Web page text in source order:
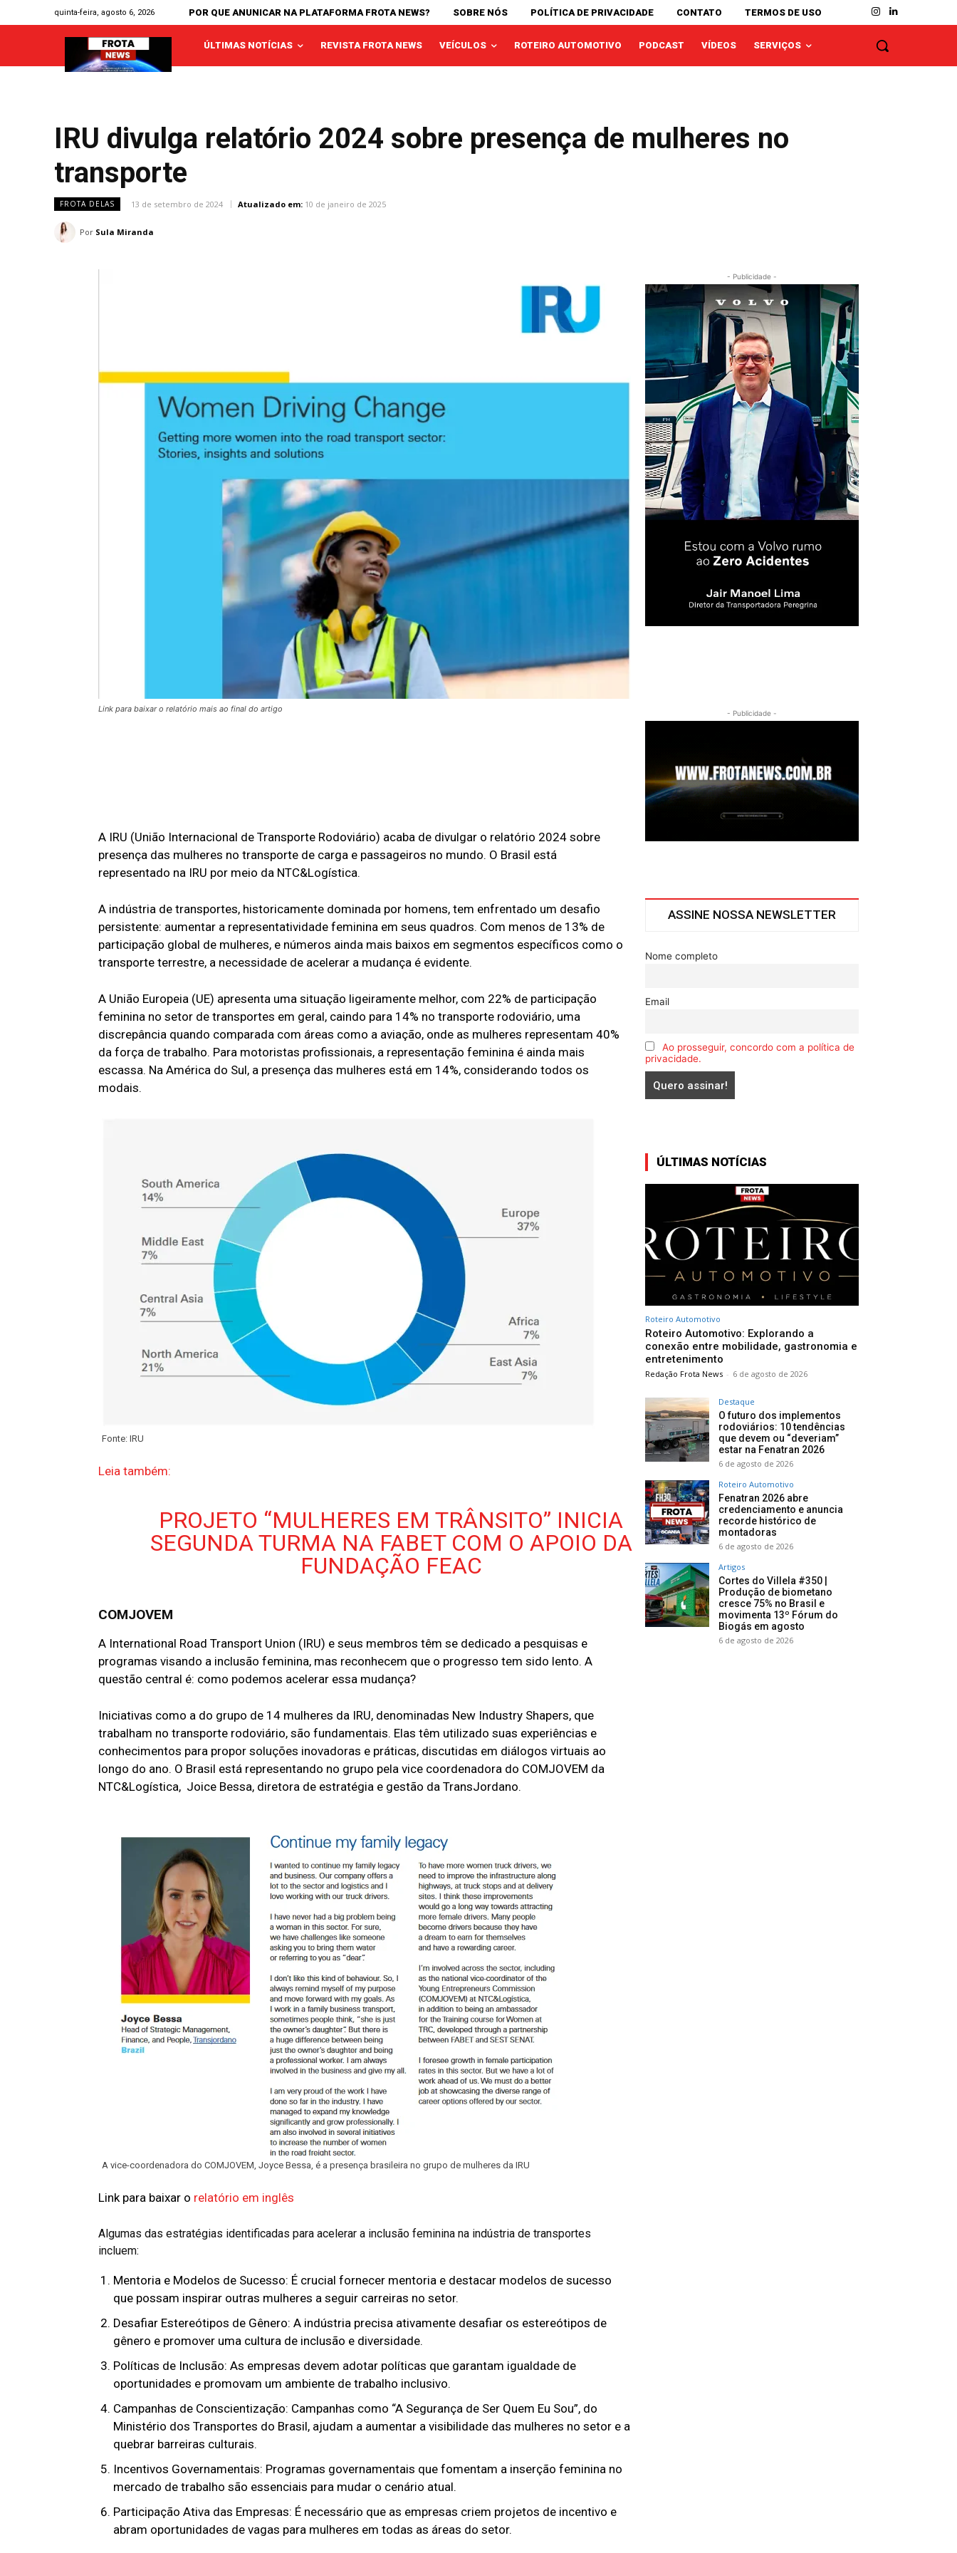
quinta-feira, agosto 6, 2026 POR QUE ANUNICAR NA PLATAFORMA FROTA NEWS? SOBRE NÓS POLÍTICA DE PRIVACIDADE CONTATO TERMOS DE USO
ÚLTIMAS NOTÍCIAS REVISTA FROTA NEWS VEÍCULOS ROTEIRO AUTOMOTIVO PODCAST VÍDEOS SERVIÇOS
IRU divulga relatório 2024 sobre presença de mulheres no
transporte
FROTA DELAS 13 de setembro de 2024 Atualizado em: 10 de janeiro de 2025
Por Sula Miranda
Link para baixar o relatório mais ao final do artigo
A IRU (União Internacional de Transporte Rodoviário) acaba de divulgar o relatório 2024 sobre
presença das mulheres no transporte de carga e passageiros no mundo. O Brasil está
representado na IRU por meio da NTC&Logística.
A indústria de transportes, historicamente dominada por homens, tem enfrentado um desafio
persistente: aumentar a representatividade feminina em seus quadros. Com menos de 13% de
participação global de mulheres, e números ainda mais baixos em segmentos específicos como o
transporte terrestre, a necessidade de acelerar a mudança é evidente.
A União Europeia (UE) apresenta uma situação ligeiramente melhor, com 22% de participação
feminina no setor de transportes em geral, caindo para 14% no transporte rodoviário, uma
discrepância quando comparada com áreas como a aviação, onde as mulheres representam 40%
da força de trabalho. Para motoristas profissionais, a representação feminina é ainda mais
escassa. Na América do Sul, a presença das mulheres está em 14%, considerando todos os
modais.
Fonte: IRU
Leia também:
PROJETO “MULHERES EM TRÂNSITO” INICIA
SEGUNDA TURMA NA FABET COM O APOIO DA
FUNDAÇÃO FEAC
COMJOVEM
A International Road Transport Union (IRU) e seus membros têm se dedicado a pesquisas e
programas visando a inclusão feminina, mas reconhecem que o progresso tem sido lento. A
questão central é: como podemos acelerar essa mudança?
Iniciativas como a do grupo de 14 mulheres da IRU, denominadas New Industry Shapers, que
trabalham no transporte rodoviário, são fundamentais. Elas têm utilizado suas experiências e
conhecimentos para propor soluções inovadoras e práticas, discutidas em diálogos virtuais ao
longo do ano. O Brasil está representando no grupo pela vice coordenadora do COMJOVEM da
NTC&Logística, Joice Bessa, diretora de estratégia e gestão da TransJordano.
A vice-coordenadora do COMJOVEM, Joyce Bessa, é a presença brasileira no grupo de mulheres da IRU
Link para baixar o relatório em inglês
Algumas das estratégias identificadas para acelerar a inclusão feminina na indústria de transportes
incluem:
Mentoria e Modelos de Sucesso: É crucial fornecer mentoria e destacar modelos de sucesso
que possam inspirar outras mulheres a seguir carreiras no setor.
Desafiar Estereótipos de Gênero: A indústria precisa ativamente desafiar os estereótipos de
gênero e promover uma cultura de inclusão e diversidade.
Políticas de Inclusão: As empresas devem adotar políticas que garantam igualdade de
oportunidades e promovam um ambiente de trabalho inclusivo.
Campanhas de Conscientização: Campanhas como “A Segurança de Ser Quem Eu Sou”, do
Ministério dos Transportes do Brasil, ajudam a aumentar a visibilidade das mulheres no setor e a
quebrar barreiras culturais.
Incentivos Governamentais: Programas governamentais que fomentam a inserção feminina no
mercado de trabalho são essenciais para mudar o cenário atual.
Participação Ativa das Empresas: É necessário que as empresas criem projetos de incentivo e
abram oportunidades de vagas para mulheres em todas as áreas do setor.
- Publicidade -
- Publicidade -
ASSINE NOSSA NEWSLETTER
Nome completo
Email
Ao prosseguir, concordo com a política de
privacidade.
ÚLTIMAS NOTÍCIAS
Roteiro Automotivo
Roteiro Automotivo: Explorando a
conexão entre mobilidade, gastronomia e
entretenimento
Redação Frota News - 6 de agosto de 2026
Destaque
O futuro dos implementos
rodoviários: 10 tendências
que devem ou “deveriam”
estar na Fenatran 2026
6 de agosto de 2026
Roteiro Automotivo
Fenatran 2026 abre
credenciamento e anuncia
recorde histórico de
montadoras
6 de agosto de 2026
Artigos
Cortes do Villela #350 |
Produção de biometano
cresce 75% no Brasil e
movimenta 13º Fórum do
Biogás em agosto
6 de agosto de 2026